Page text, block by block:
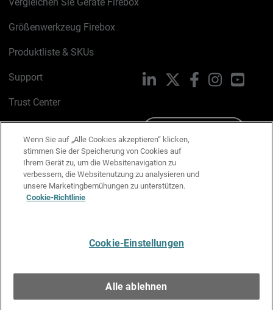
Vergleichen Sie Geräte Firebox
Größenwerkzeug Firebox
Produktliste & SKUs
Support
Trust Center
Cookie-Richtlinie
Datenschutzrichtlinie
Media & Brand Kit
LinkedIn FacebookInstagram
Wenn Sie auf „Alle Cookies akzeptieren“ klicken,
stimmen Sie der Speicherung von Cookies auf
Ihrem Gerät zu, um die Websitenavigation zu
verbessern, die Websitenutzung zu analysieren und
unsere Marketingbemühungen zu unterstützen.
Cookie-Richtlinie
Cookie-Einstellungen
Alle ablehnen